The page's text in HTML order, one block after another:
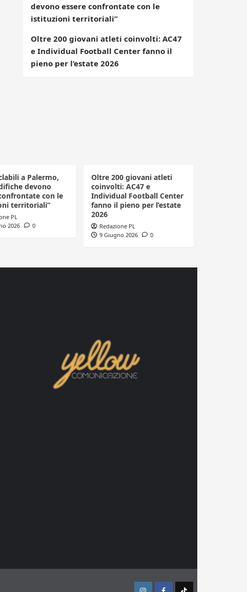
devono essere confrontate con le
istituzioni territoriali”
Oltre 200 giovani atleti coinvolti: AC47
e Individual Football Center fanno il
pieno per l’estate 2026
a Palermo,
devono
con le
territoriali”
PL
2026
0
Oltre 200 giovani atleti
coinvolti: AC47 e
Individual Football Center
fanno il pieno per l’estate
2026
Redazione PL
9 Giugno 2026
0